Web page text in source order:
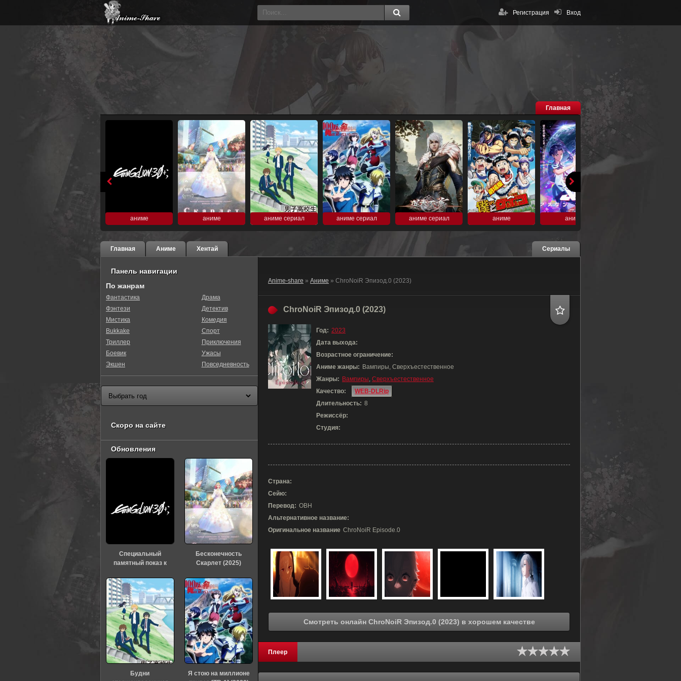
Вход
Регистрация
Главная
аниме аниме аниме сериал аниме сериал аниме сериал аниме аниме
Главная Аниме Хентай Сериалы
Anime-share » Аниме » ChroNoiR Эпизод.0 (2023)
ChroNoiR Эпизод.0 (2023)
Год: 2023
Дата выхода:
Возрастное ограничение:
Аниме жанры: Вампиры, Сверхъестественное
Жанры: Вампиры, Сверхъестественное
Качество:
WEB-DLRip
Длительность: 8
Режиссёр:
Студия:
Страна:
Сейю:
Перевод: ОВН
Альтернативное название:
Оригинальное название ChroNoiR Episode.0
Смотреть онлайн ChroNoiR Эпизод.0 (2023) в хорошем качестве
Плеер
Панель навигации
По жанрам
Фантастика
Фэнтези
Мистика
Bukkake
Триллер
Боевик
Экшен
Драма
Детектив
Комедия
Спорт
Приключения
Ужасы
Повседневность
Скоро на сайте
Обновления
Специальный
памятный показ к
«Евангелиона» (2026)
Бесконечность
Скарлет (2025)
Будни
Я стою на миллионе